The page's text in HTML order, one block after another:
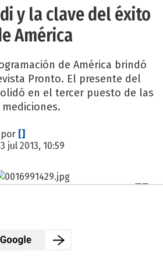
y la clave del éxito
América
de América brindó
Pronto. El presente del
en el tercer puesto de las
mediciones.
por []
3 jul 2013, 10:59